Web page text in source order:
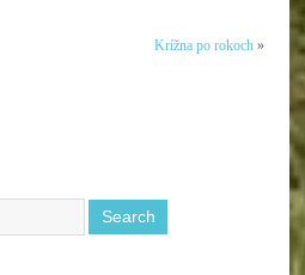
Krížna po rokoch»